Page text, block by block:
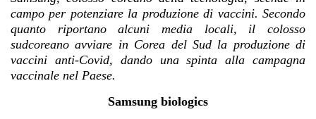
campo per potenziare la produzione di vaccini. Secondo
quanto riportano alcuni media locali, il colosso
sudcoreano avviare in Corea del Sud la produzione di
vaccini anti-Covid, dando una spinta alla campagna
vaccinale nel Paese.
Samsung biologics